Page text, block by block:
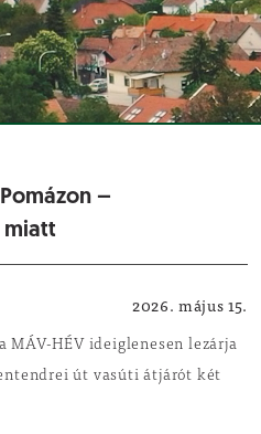
–
miatt
2026. május 15.
HÉV ideiglenesen lezárja
út vasúti átjárót két